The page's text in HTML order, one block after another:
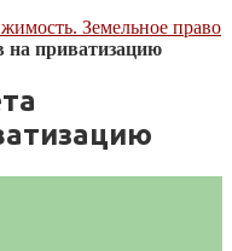
Земельное право
на приватизацию